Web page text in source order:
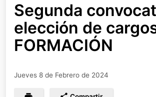
Segunda
elección de
FORMACIÓN
Jueves 8 de Febrero de 2024